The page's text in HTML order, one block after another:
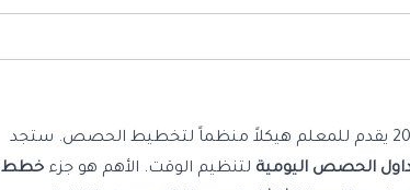
للعام الدراسي 2026 يقدم للمعلم هيكلاً منظماً لتخطيط الحصص. ستجد
الحصص اليومية لتنظيم الوقت. الأهم هو جزء خطط